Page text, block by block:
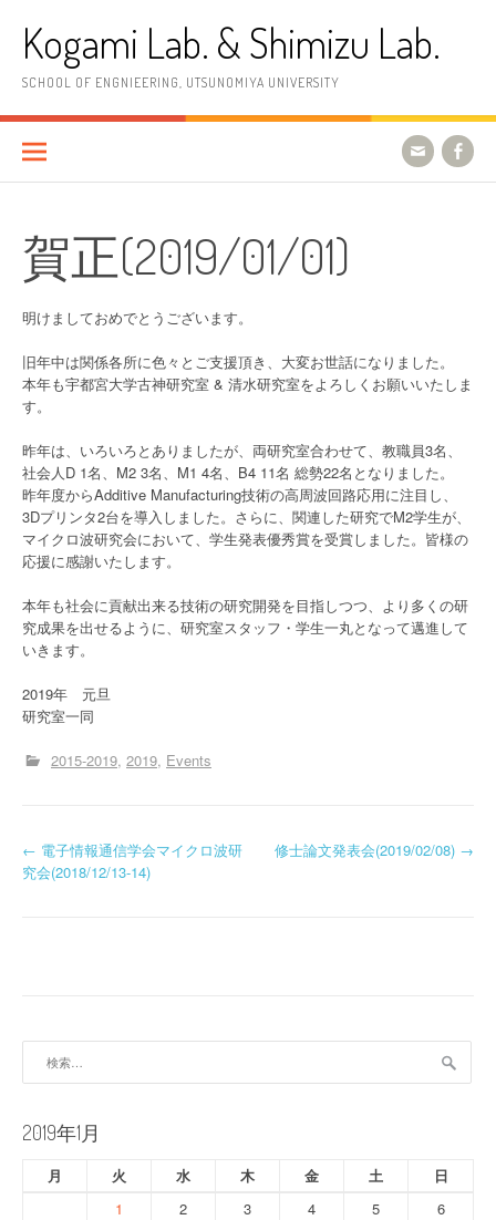
へ
ッ
Kogami Lab. & Shimizu Lab.
SCHOOL OF ENGNIEERING, UTSUNOMIYA UNIVERSITY
賀正(2019/01/01)
明けましておめでとうございます。
旧年中は関係各所に色々とご支援頂き、大変お世話になりました。
本年も宇都宮大学古神研究室 & 清水研究室をよろしくお願いいたしま
す。
昨年は、いろいろとありましたが、両研究室合わせて、教職員3名、
社会人D 1名、M2 3名、M1 4名、B4 11名 総勢22名となりました。
昨年度からAdditive Manufacturing技術の高周波回路応用に注目し、
3Dプリンタ2台を導入しました。さらに、関連した研究でM2学生が、
マイクロ波研究会において、学生発表優秀賞を受賞しました。皆様の
応援に感謝いたします。
本年も社会に貢献出来る技術の研究開発を目指しつつ、より多くの研
究成果を出せるように、研究室スタッフ・学生一丸となって邁進して
いきます。
2019年 元旦
研究室一同
2015-2019 2019 Events
投
ー
シ
ョ
ン
← 電子情報通信学会マイクロ波研
究会(2018/12/13-14)
修士論文発表会(2019/02/08) →
2019年1月
月 火 水 木 金 土
日
1
2 3 4 5
6